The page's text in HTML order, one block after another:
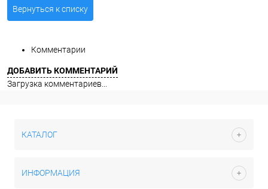
Вернуться к списку
Комментарии
ДОБАВИТЬ КОММЕНТАРИЙ
Загрузка комментариев...
КАТАЛОГ
ИНФОРМАЦИЯ